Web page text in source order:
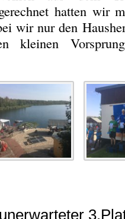
hatten wir
wir nur den
kleinen